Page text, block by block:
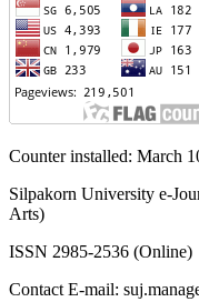
Counter installed: March
Silpakorn University e-
Arts)
ISSN 2985-2536 (Online)
Contact E-mail: